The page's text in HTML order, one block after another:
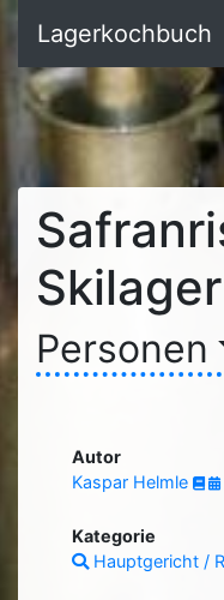
Lagerkochbuch
Skilager
Personen
Autor
Kaspar Helmle
Kategorie
Hauptgericht /